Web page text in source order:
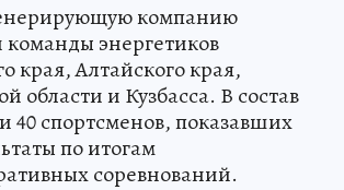
компанию
команды энергетиков
края, Алтайского края,
области и Кузбасса. В состав
40 спортсменов, показавших
по итогам
соревнований.